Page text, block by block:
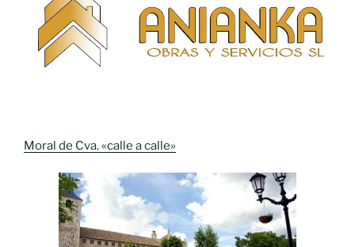
Moral de Cva. «calle a calle»